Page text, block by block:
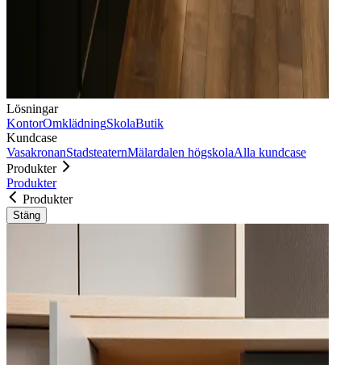
Lösningar
KontorOmklädningSkolaButik
Kundcase
VasakronanStadsteaternMälardalen högskolaAlla kundcase
Produkter
Produkter
Produkter
Stäng